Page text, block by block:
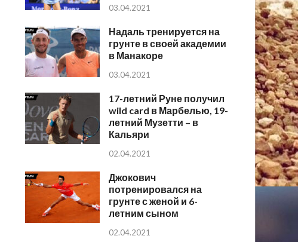
03.04.2021
Надаль тренируется на
грунте в своей академии
в Манакоре
03.04.2021
17-летний Руне получил
wild card в Марбелью, 19-
летний Музетти – в
Кальяри
02.04.2021
Джокович
потренировался на
грунте с женой и 6-
летним сыном
02.04.2021